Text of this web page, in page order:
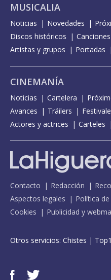
MUSICALIA
Noticias Novedades
Discos históricos
Canciones
Artistas y grupos
Portadas
CINEMANÍA
Noticias Cartelera
Avances
Tráilers
Actores y actrices
Carteles
Contacto Redacción
Aspectos legales
Política
Cookies
Publicidad y
Otros servicios: Chistes |